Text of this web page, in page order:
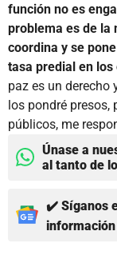
función no es
problema es de la
coordina y se
tasa predial en
paz es un derecho
los pondré presos,
públicos, me
Únase a
al tanto de
✔️ Síganos